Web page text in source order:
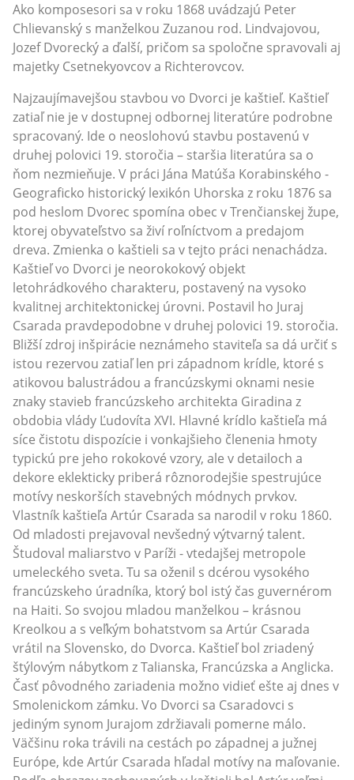
Ako komposesori sa v roku 1868 uvádzajú Peter
Chlievanský s manželkou Zuzanou rod. Lindvajovou,
Jozef Dvorecký a ďalší, pričom sa spoločne spravovali aj
majetky Csetnekyovcov a Richterovcov.
Najzaujímavejšou stavbou vo Dvorci je kaštieľ. Kaštieľ
zatiaľ nie je v dostupnej odbornej literatúre podrobne
spracovaný. Ide o neoslohovú stavbu postavenú v
druhej polovici 19. storočia – staršia literatúra sa o
ňom nezmieňuje. V práci Jána Matúša Korabinského -
Geograficko historický lexikón Uhorska z roku 1876 sa
pod heslom Dvorec spomína obec v Trenčianskej župe,
ktorej obyvateľstvo sa živí roľníctvom a predajom
dreva. Zmienka o kaštieli sa v tejto práci nenachádza.
Kaštieľ vo Dvorci je neorokokový objekt
letohrádkového charakteru, postavený na vysoko
kvalitnej architektonickej úrovni. Postavil ho Juraj
Csarada pravdepodobne v druhej polovici 19. storočia.
Bližší zdroj inšpirácie neznámeho staviteľa sa dá určiť s
istou rezervou zatiaľ len pri západnom krídle, ktoré s
atikovou balustrádou a francúzskymi oknami nesie
znaky stavieb francúzskeho architekta Giradina z
obdobia vlády Ľudovíta XVI. Hlavné krídlo kaštieľa má
síce čistotu dispozície i vonkajšieho členenia hmoty
typickú pre jeho rokokové vzory, ale v detailoch a
dekore eklekticky priberá rôznorodejšie spestrujúce
motívy neskorších stavebných módnych prvkov.
Vlastník kaštieľa Artúr Csarada sa narodil v roku 1860.
Od mladosti prejavoval nevšedný výtvarný talent.
Študoval maliarstvo v Paríži - vtedajšej metropole
umeleckého sveta. Tu sa oženil s dcérou vysokého
francúzskeho úradníka, ktorý bol istý čas guvernérom
na Haiti. So svojou mladou manželkou – krásnou
Kreolkou a s veľkým bohatstvom sa Artúr Csarada
vrátil na Slovensko, do Dvorca. Kaštieľ bol zriadený
štýlovým nábytkom z Talianska, Francúzska a Anglicka.
Časť pôvodného zariadenia možno vidieť ešte aj dnes v
Smolenickom zámku. Vo Dvorci sa Csaradovci s
jediným synom Jurajom zdržiavali pomerne málo.
Väčšinu roka trávili na cestách po západnej a južnej
Európe, kde Artúr Csarada hľadal motívy na maľovanie.